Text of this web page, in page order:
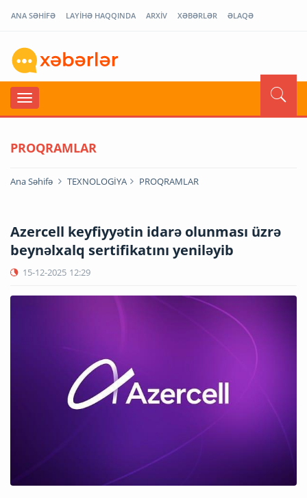
ANA SƏHİFƏ LAYİHƏ HAQQINDA ARXİV XƏBƏRLƏR ƏLAQƏ
PROQRAMLAR
Ana Səhifə TEXNOLOGİYA PROQRAMLAR
Azercell keyfiyyətin idarə olunması üzrə
beynəlxalq sertifikatını yeniləyib
15-12-2025 12:29